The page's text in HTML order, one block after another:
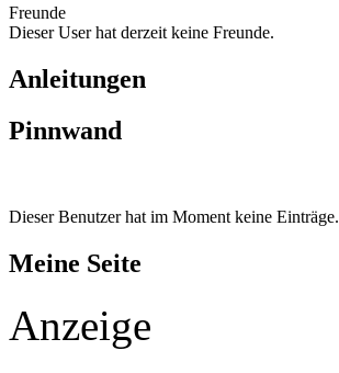
Freunde
Dieser User hat derzeit keine Freunde.
Anleitungen
Pinnwand
Dieser Benutzer hat im Moment keine Einträge.
Meine Seite
Anzeige